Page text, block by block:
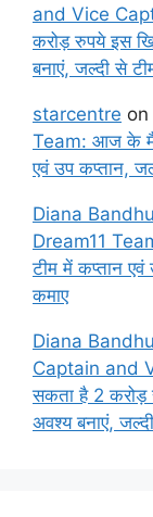
and Vice
करोड़ रुपये इस
बनाएं, जल्दी से
starcentre on
Team: आज के
एवं उप कप्तान,
Diana
Dream11
टीम में कप्तान एवं
कमाए
Diana
Captain and
सकता है 2 करोड़
अवश्य बनाएं,